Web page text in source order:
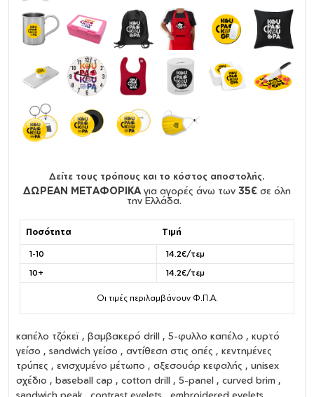
Δείτε τους τρόπους και το κόστος αποστολής.
ΔΩΡΕΑΝ ΜΕΤΑΦΟΡΙΚΑ για αγορές άνω των 35€ σε όλη
την Ελλάδα.
Ποσότητα Τιμή
1-10
14.2€/τεμ
10+
14.2€/τεμ
Οι τιμές περιλαμβάνουν Φ.Π.Α.
καπέλο τζόκεϊ , βαμβακερό drill , 5-φυλλο καπέλο , κυρτό
γείσο , sandwich γείσο , αντίθεση στις οπές , κεντημένες
τρύπες , ενισχυμένο μέτωπο , αξεσουάρ κεφαλής , unisex
σχέδιο , baseball cap , cotton drill , 5-panel , curved brim ,